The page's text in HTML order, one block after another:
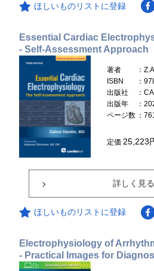
ほしいものリストに登録
Essential Cardiac
- Self-Assessment Approach
著者
：
ISBN
：
出版社
：
出版年
：
ページ数 ：
定価 25,223
詳しく見る
ほしいものリストに登録
Electrophysiology of
- Practical Images for